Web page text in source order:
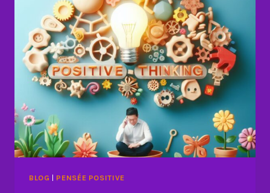
BLOG | PENSÉE POSITIVE